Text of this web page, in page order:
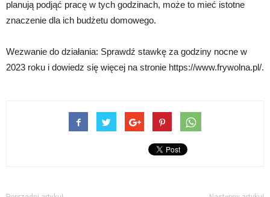
planują podjąć pracę w tych godzinach, może to mieć istotne
znaczenie dla ich budżetu domowego.
Wezwanie do działania: Sprawdź stawkę za godziny nocne w
2023 roku i dowiedz się więcej na stronie https://www.frywolna.pl/.